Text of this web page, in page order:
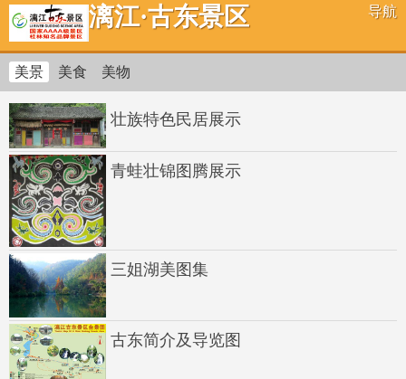
漓江·古东景区 导航
美景 美食 美物
壮族特色民居展示
青蛙壮锦图腾展示
三姐湖美图集
古东简介及导览图